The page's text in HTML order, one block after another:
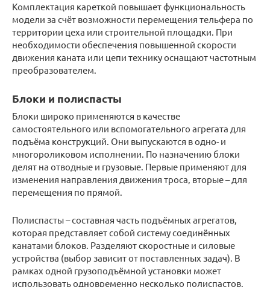
Комплектация кареткой повышает функциональность
модели за счёт возможности перемещения тельфера по
территории цеха или строительной площадки. При
необходимости обеспечения повышенной скорости
движения каната или цепи технику оснащают частотным
преобразователем.
Блоки и полиспасты
Блоки широко применяются в качестве
самостоятельного или вспомогательного агрегата для
подъёма конструкций. Они выпускаются в одно- и
многороликовом исполнении. По назначению блоки
делят на отводные и грузовые. Первые применяют для
изменения направления движения троса, вторые – для
перемещения по прямой.
Полиспасты – составная часть подъёмных агрегатов,
которая представляет собой систему соединённых
канатами блоков. Разделяют скоростные и силовые
устройства (выбор зависит от поставленных задач). В
рамках одной грузоподъёмной установки может
использовать одновременно несколько полиспастов.